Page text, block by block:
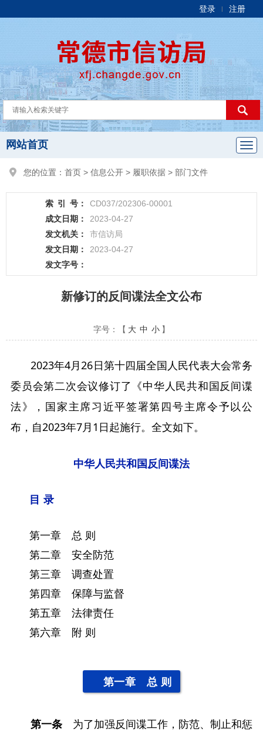
登录 | 注册
网站首页
您的位置： 首页 > 信息公开 > 履职依据 > 部门文件
索 引 号：
CD037/202306-00001
成文日期：
2023-04-27
发文机关：
市信访局
发文日期：
2023-04-27
发文字号：
新修订的反间谍法全文公布
字号：【 大 中 小 】
2023年4月26日第十四届全国人民代表大会常务
委员会第二次会议修订了《中华人民共和国反间谍
法》，国家主席习近平签署第四号主席令予以公
布，自2023年7月1日起施行。全文如下。
中华人民共和国反间谍法
目 录
第一章 总 则
第二章 安全防范
第三章 调查处置
第四章 保障与监督
第五章 法律责任
第六章 附 则
第一章 总 则
第一条 为了加强反间谍工作，防范、制止和惩